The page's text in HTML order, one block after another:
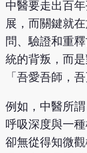
中醫要走出百
展，而關鍵就
問、驗證和重
統的背叛，而
「吾愛吾師，
例如，中醫所
呼吸深度與一
卻無從得知微